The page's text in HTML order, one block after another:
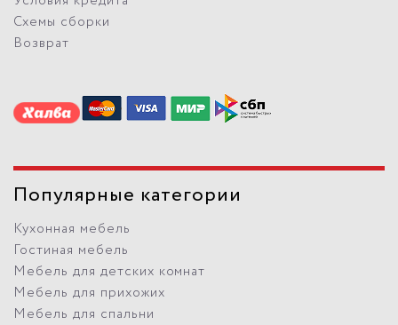
Схемы сборки
Возврат
Популярные категории
Кухонная мебель
Гостиная мебель
Мебель для детских комнат
Мебель для прихожих
Мебель для спальни